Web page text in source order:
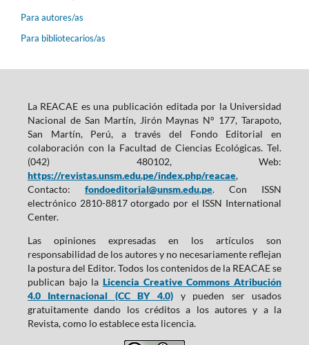
Para autores/as
Para bibliotecarios/as
La REACAE es una publicación editada por la Universidad
Nacional de San Martín, Jirón Maynas N° 177, Tarapoto,
San Martín, Perú, a través del Fondo Editorial en
colaboración con la Facultad de Ciencias Ecológicas. Tel.
(042) 480102, Web:
https://revistas.unsm.edu.pe/index.php/reacae,
Contacto: fondoeditorial@unsm.edu.pe. Con ISSN
electrónico 2810-8817 otorgado por el ISSN International
Center.
Las opiniones expresadas en los artículos son
responsabilidad de los autores y no necesariamente reflejan
la postura del Editor. Todos los contenidos de la REACAE se
publican bajo la Licencia Creative Commons Atribución
4.0 Internacional (CC BY 4.0) y pueden ser usados
gratuitamente dando los créditos a los autores y a la
Revista, como lo establece esta licencia.